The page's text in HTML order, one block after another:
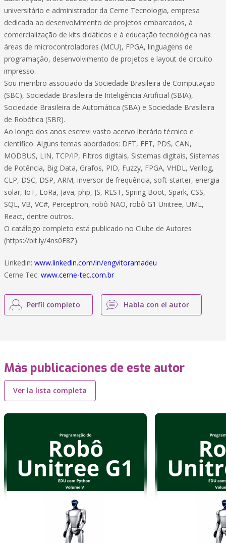
universitário e administrador da Cerne Tecnologia, empresa
dedicada ao desenvolvimento de projetos embarcados, à
comercialização de kits didáticos e à educação tecnológica nas
áreas de microcontroladores (MCU), FPGA, linguagens de
programação, desenvolvimento de projetos e layout de circuito
impresso.
Sou membro associado da Sociedade Brasileira de Computação
(SBC), Sociedade Brasileira de Inteligência Artificial (SBIA),
Sociedade Brasileira de Automática (SBA) e Sociedade Brasileira
de Robótica (SBR).
Ao longo dos anos escrevi vasto acervo literário técnico e
científico. Alguns temas abordados: DFT, FFT, PDS, CAN,
MODBUS, LIN, TCP/IP, Filtros digitais, Sistemas digitais, Sistemas
de Potência, Big Data, Grafos, PID, Fuzzy, FPGA, VHDL, Verilog,
CLP, DSC, DSP, ARM, inversor de frequência, soft-starter, energia
solar, IoT, LoRa, Java, php, JS, REST, Spring Boot, Spark, CSS,
SQL, VB, VC#, Perceptron, robô NAO, robô G1 Unitree, UML,
React, dentre outros.
O catálogo completo está publicado no Clube de Autores
(https://bit.ly/4ns0E8Z).
Linkedin: www.linkedin.com/in/engvitoramadeu
Cerne Tec: www.cerne-tec.com.br
Perfil completo Habla con el autor
Más publicaciones de este autor
Ver la lista completa